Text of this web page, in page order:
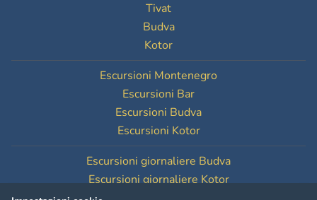
Tivat
Budva
Kotor
Escursioni Montenegro
Escursioni Bar
Escursioni Budva
Escursioni Kotor
Escursioni giornaliere Budva
Escursioni giornaliere Kotor